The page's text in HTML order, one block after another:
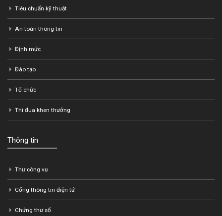
Tiêu chuẩn kỹ thuật
An toàn thông tin
Định mức
Đào tạo
Tổ chức
Thi đua khen thưởng
Thông tin
Thư công vụ
Cổng thông tin điện tử
Chứng thư số